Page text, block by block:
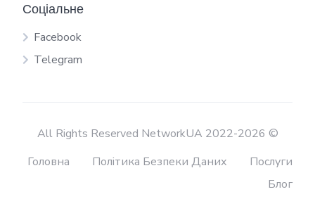
Соціальне
Facebook
Telegram
All Rights Reserved NetworkUA 2022-2026 ©
Головна
Політика Безпеки Даних
Послуги
Блог